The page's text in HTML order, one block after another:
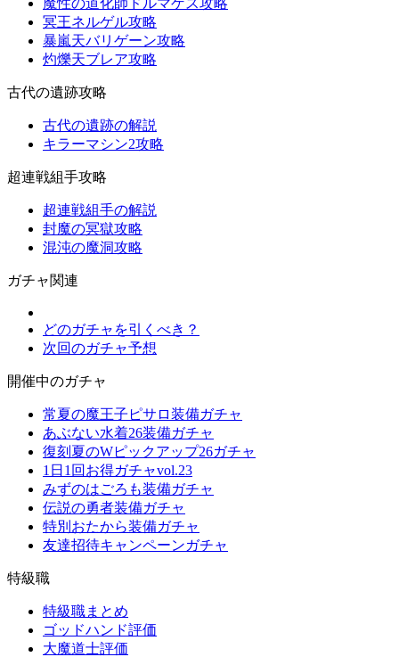
魔性の道化師ドルマゲス攻略
冥王ネルゲル攻略
暴嵐天バリゲーン攻略
灼爍天ブレア攻略
古代の遺跡攻略
古代の遺跡の解説
キラーマシン2攻略
超連戦組手攻略
超連戦組手の解説
封魔の冥獄攻略
混沌の魔洞攻略
ガチャ関連
どのガチャを引くべき？
次回のガチャ予想
開催中のガチャ
常夏の魔王子ピサロ装備ガチャ
あぶない水着26装備ガチャ
復刻夏のWピックアップ26ガチャ
1日1回お得ガチャvol.23
みずのはごろも装備ガチャ
伝説の勇者装備ガチャ
特別おたから装備ガチャ
友達招待キャンペーンガチャ
特級職
特級職まとめ
ゴッドハンド評価
大魔道士評価